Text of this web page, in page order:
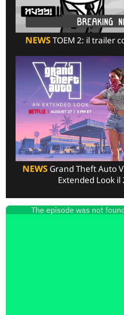
NEWSTOEM 2: il trailer
NEWS Grand Theft Auto
Extended Look il